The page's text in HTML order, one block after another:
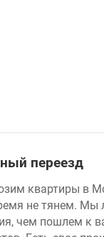
переезд
квартиры в
не тянем. Мы
чем пошлем к